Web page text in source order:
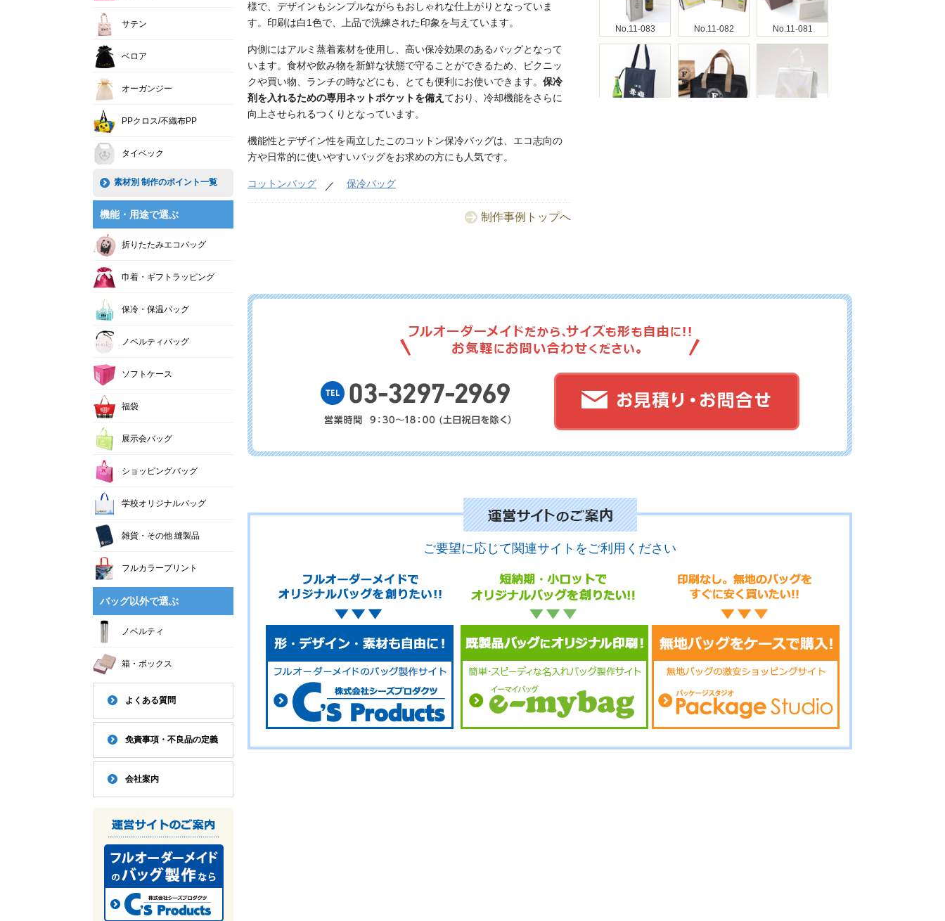
様で、デザインもシンプルながらもおしゃれな仕上がりとなっていま
す。印刷は白1色で、上品で洗練された印象を与えています。
内側にはアルミ蒸着素材を使用し、高い保冷効果のあるバッグとなって
います。食材や飲み物を新鮮な状態で守ることができるため、ピクニッ
クや買い物、ランチの時などにも、とても便利にお使いできます。 保冷
剤を入れるための専用ネットポケットを備え ており、冷却機能をさらに
向上させられるつくりとなっています。
機能性とデザイン性を両立したこのコットン保冷バッグは、エコ志向の
方や日常的に使いやすいバッグをお求めの方にも人気です。
コットンバッグ 保冷バッグ
制作事例トップへ
No.11-083 No.11-082 No.11-081
No.11-069 No.11-068
No.11-062 No.11-061
No.11-060 No.11-059 No.11-058
ご要望に応じて関連サイトをご利用ください
サテン
ベロア
オーガンジー
PPクロス/不織布PP
タイベック
素材別 制作のポイント一覧
機能・用途で選ぶ
折りたたみエコバッグ
巾着・ギフトラッピング
保冷・保温バッグ
ノベルティバッグ
ソフトケース
福袋
展示会バッグ
ショッピングバッグ
学校オリジナルバッグ
雑貨・その他 縫製品
フルカラープリント
バッグ以外で選ぶ
ノベルティ
箱・ボックス
よくある質問
免責事項・不良品の定義
会社案内